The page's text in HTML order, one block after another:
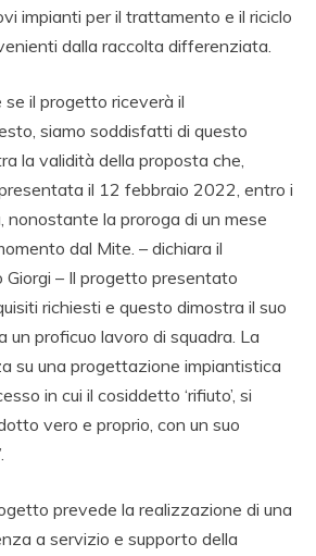
impianti per il trattamento e il riciclo
dalla raccolta differenziata.
il progetto riceverà il
siamo soddisfatti di questo
la validità della proposta che,
il 12 febbraio 2022, entro i
nonostante la proroga di un mese
dal Mite. – dichiara il
– Il progetto presentato
richiesti e questo dimostra il suo
un proficuo lavoro di squadra. La
su una progettazione impiantistica
in cui il cosiddetto ‘rifiuto’, si
vero e proprio, con un suo
prevede la realizzazione di una
a servizio e supporto della